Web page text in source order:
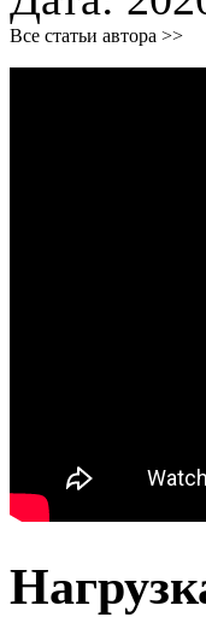
Все статьи автора >>